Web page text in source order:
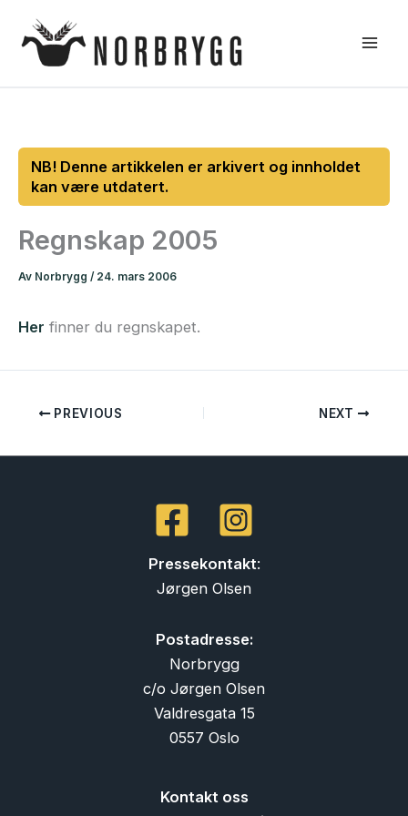
rett
Regnskap 2005
Av Norbrygg / 24. mars 2006
Her finner du regnskapet.
PREVIOUS NEXT
Pressekontakt:
Jørgen Olsen
Postadresse:
Norbrygg
c/o Jørgen Olsen
Valdresgata 15
0557 Oslo
Kontakt oss